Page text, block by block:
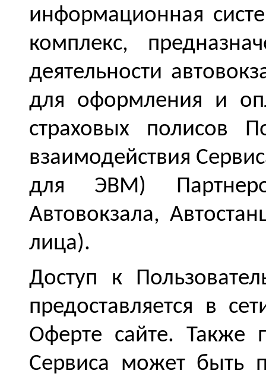
информационная
комплекс,
деятельности
для оформления и
страховых полисов
взаимодействия
для ЭВМ)
Автовокзала,
лица).
Доступ к
предоставляется в
Оферте сайте. Также
Сервиса может быть